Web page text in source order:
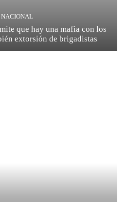
NACIONAL
que hay una mafia con los
extorsión de brigadistas